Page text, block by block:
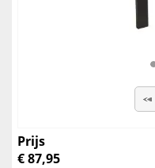
Prijs
€ 87,95